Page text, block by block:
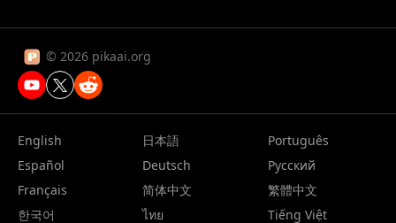
© 2026 pikaai.org
English 日本語
Português
Español
Deutsch
Русский
Français
简体中文
繁體中文
한국어
ไทย Tiếng Việt